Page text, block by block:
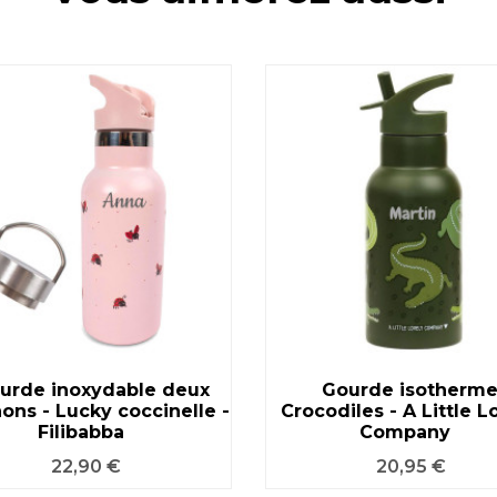
inoxydable deux
- Lucky coccinelle -
Filibabba
Prix
22,90 €
VOIR LE PRODUIT
Gourde
Crocodiles - A Little
Company
Prix
20,95 €
VOIR LE PRODUIT